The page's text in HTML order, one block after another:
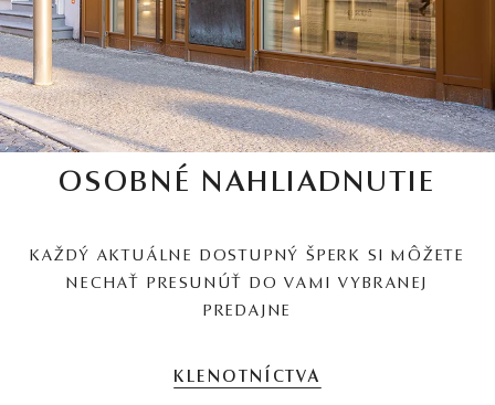
OSOBNÉ NAHLIADNUTIE
KAŽDÝ AKTUÁLNE DOSTUPNÝ ŠPERK SI MÔŽETE
NECHAŤ PRESUNÚŤ DO VAMI VYBRANEJ
PREDAJNE
KLENOTNÍCTVA